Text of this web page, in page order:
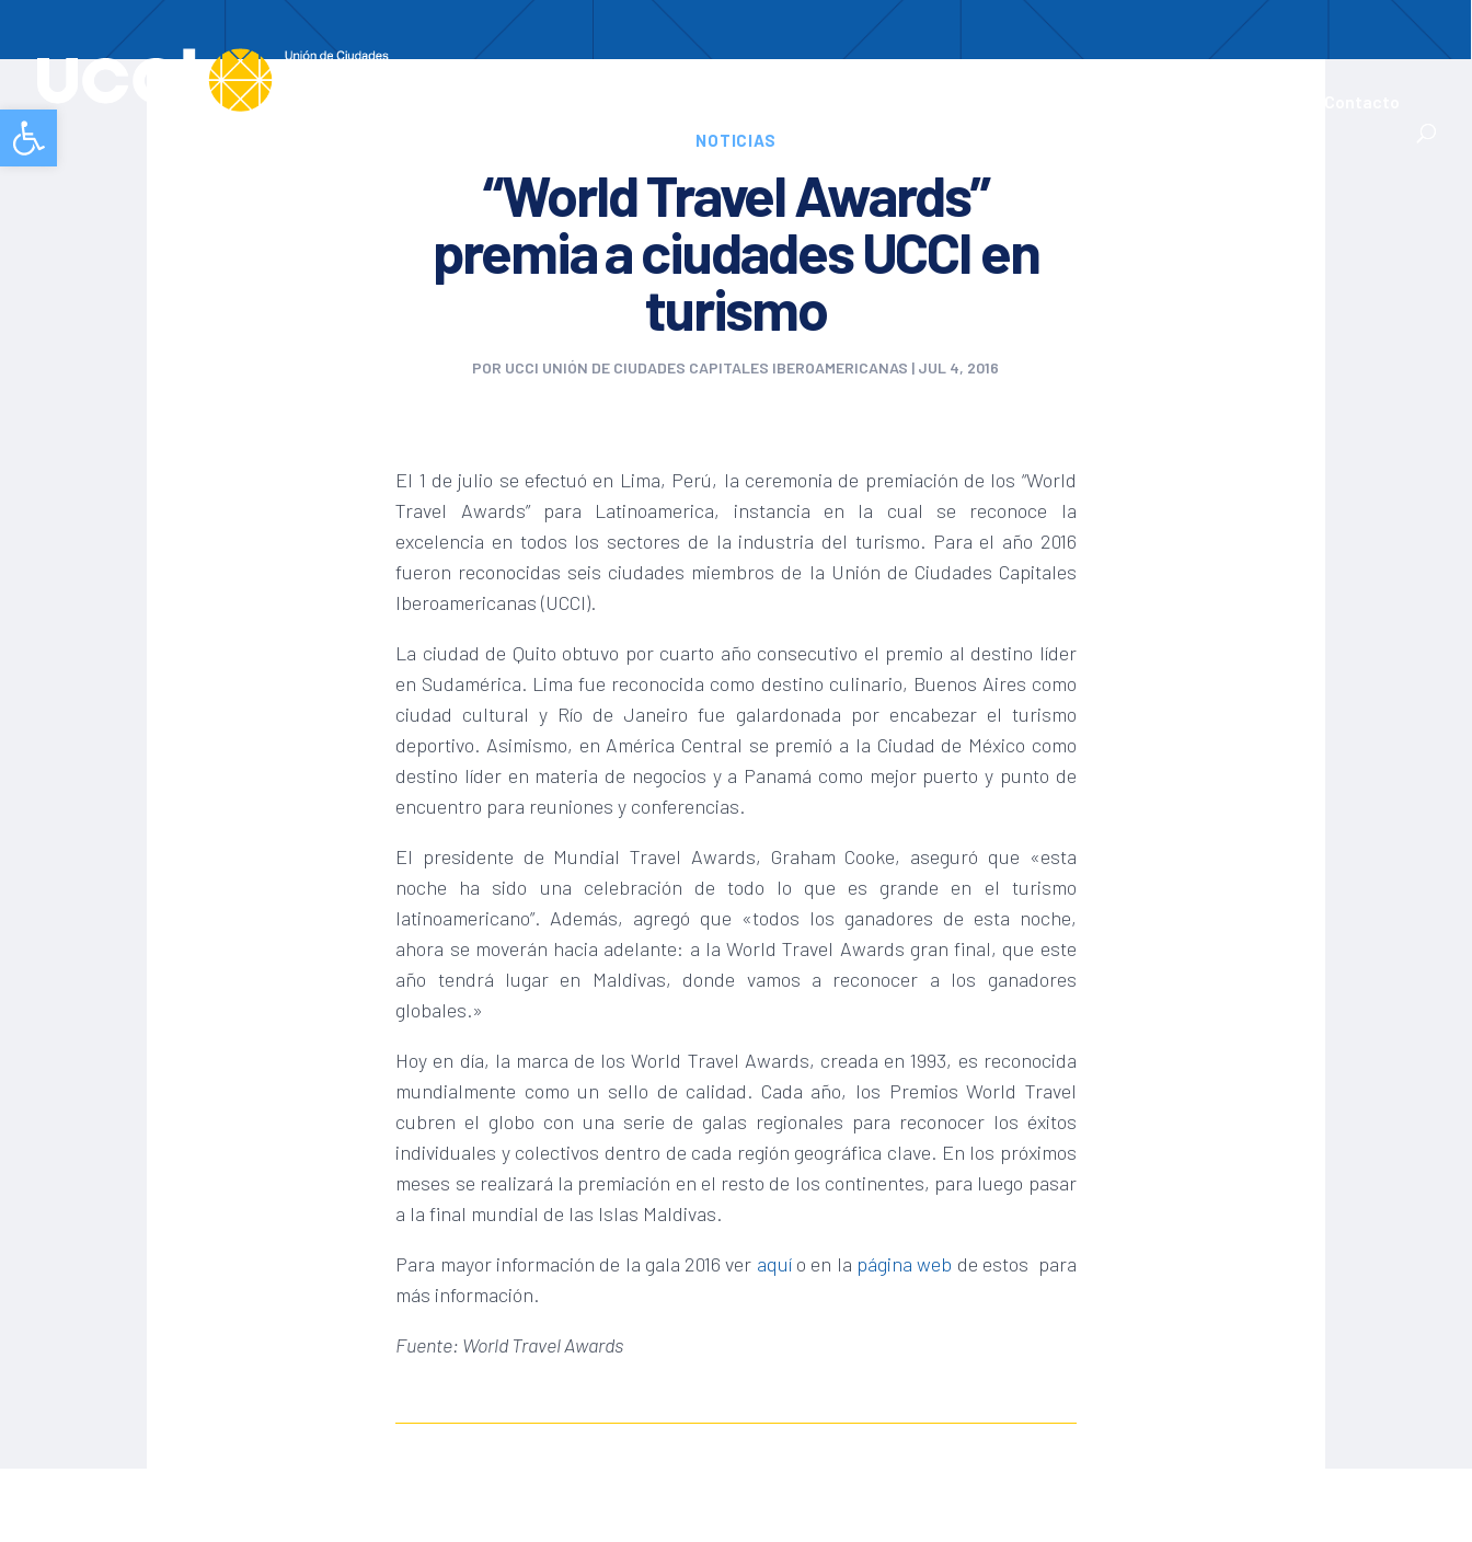
Abrir barra de herramientas NOTICIAS
“World Travel Awards”
premia a ciudades UCCI en
turismo
POR UCCI UNIÓN DE CIUDADES CAPITALES IBEROAMERICANAS | JUL 4, 2016
El 1 de julio se efectuó en Lima, Perú, la ceremonia de premiación de los “World
Travel Awards” para Latinoamerica, instancia en la cual se reconoce la
excelencia en todos los sectores de la industria del turismo. Para el año 2016
fueron reconocidas seis ciudades miembros de la Unión de Ciudades Capitales
Iberoamericanas (UCCI).
La ciudad de Quito obtuvo por cuarto año consecutivo el premio al destino líder
en Sudamérica. Lima fue reconocida como destino culinario, Buenos Aires como
ciudad cultural y Río de Janeiro fue galardonada por encabezar el turismo
deportivo. Asimismo, en América Central se premió a la Ciudad de México como
destino líder en materia de negocios y a Panamá como mejor puerto y punto de
encuentro para reuniones y conferencias.
El presidente de Mundial Travel Awards, Graham Cooke, aseguró que «esta
noche ha sido una celebración de todo lo que es grande en el turismo
latinoamericano”. Además, agregó que «todos los ganadores de esta noche,
ahora se moverán hacia adelante: a la World Travel Awards gran final, que este
año tendrá lugar en Maldivas, donde vamos a reconocer a los ganadores
globales.»
Hoy en día, la marca de los World Travel Awards, creada en 1993, es reconocida
mundialmente como un sello de calidad. Cada año, los Premios World Travel
cubren el globo con una serie de galas regionales para reconocer los éxitos
individuales y colectivos dentro de cada región geográfica clave. En los próximos
meses se realizará la premiación en el resto de los continentes, para luego pasar
a la final mundial de las Islas Maldivas.
Para mayor información de la gala 2016 ver aquío en la página web de estos para
más información.
Fuente: World Travel Awards